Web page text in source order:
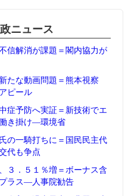
ニュース
信解消が課題＝閣内協力が
たな動画問題＝熊本視察
ピール
症予防へ実証＝新技術でエ
き掛け―環境省
の一騎打ちに＝国民民主代
代も争点
３．５１％増＝ボーナス含
ラス―人事院勧告